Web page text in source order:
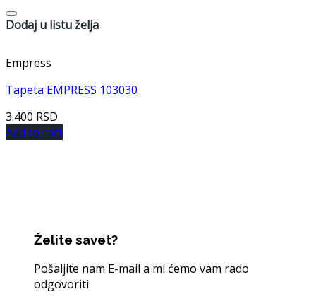
Dodaj u listu želja
Empress
Tapeta EMPRESS 103030
3.400 RSD
Add to cart
Želite savet?
Pošaljite nam E-mail a mi ćemo vam rado
odgovoriti.